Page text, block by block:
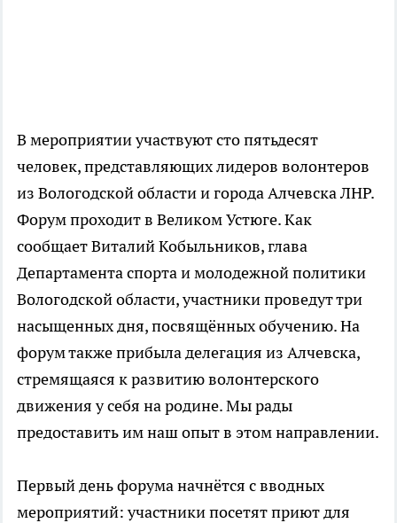
В мероприятии участвуют сто пятьдесят
человек, представляющих лидеров волонтеров
из Вологодской области и города Алчевска ЛНР.
Форум проходит в Великом Устюге. Как
сообщает Виталий Кобыльников, глава
Департамента спорта и молодежной политики
Вологодской области, участники проведут три
насыщенных дня, посвящённых обучению. На
форум также прибыла делегация из Алчевска,
стремящаяся к развитию волонтерского
движения у себя на родине. Мы рады
предоставить им наш опыт в этом направлении.
Первый день форума начнётся с вводных
мероприятий: участники посетят приют для